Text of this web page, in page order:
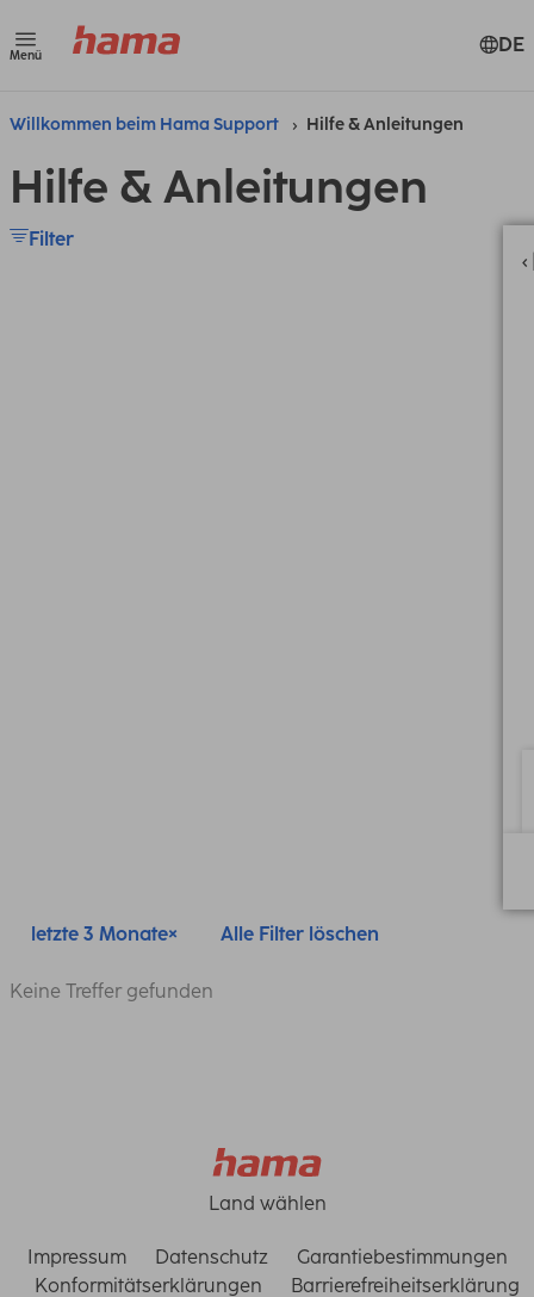
Menü DE
Willkommen beim Hama Support Hilfe & Anleitungen
Hilfe & Anleitungen
Filter
letzte 3 Monate Alle Filter löschen
Keine Treffer gefunden
Land wählen
Impressum Datenschutz
Garantiebestimmungen
Konformitätserklärungen
Barrierefreiheitserklärung